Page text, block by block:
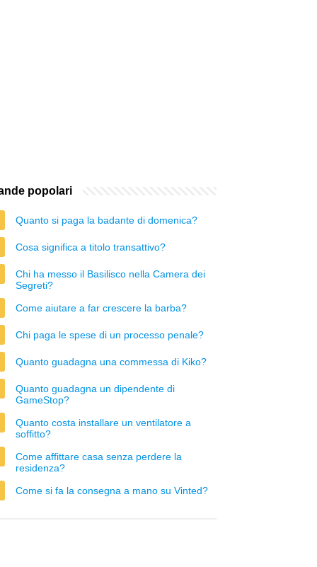
popolari
Quanto si paga la badante di domenica?
Cosa significa a titolo transattivo?
Chi ha messo il Basilisco nella Camera dei
Segreti?
Come aiutare a far crescere la barba?
Chi paga le spese di un processo penale?
Quanto guadagna una commessa di Kiko?
Quanto guadagna un dipendente di
GameStop?
Quanto costa installare un ventilatore a
soffitto?
Come affittare casa senza perdere la
residenza?
Come si fa la consegna a mano su Vinted?